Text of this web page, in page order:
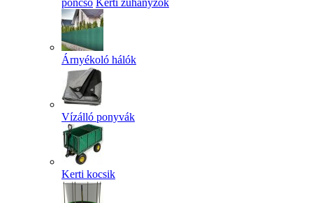
poncsó Kerti zuhanyzók
Árnyékoló hálók
Vízálló ponyvák
Kerti kocsik